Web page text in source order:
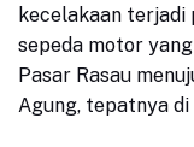
kecelakaan terjadi
sepeda motor
Pasar Rasau
Agung, tepatnya di